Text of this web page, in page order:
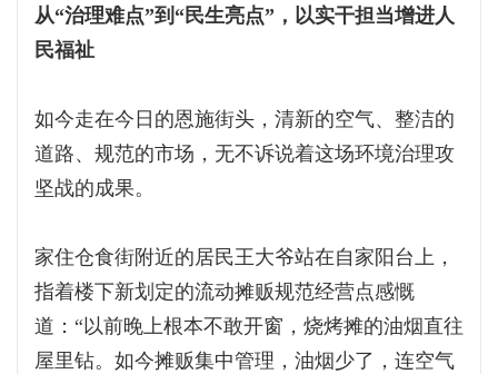
从“治理难点”到“民生亮点”，以实干担当增进人
民福祉
如今走在今日的恩施街头，清新的空气、整洁的
道路、规范的市场，无不诉说着这场环境治理攻
坚战的成果。
家住仓食街附近的居民王大爷站在自家阳台上，
指着楼下新划定的流动摊贩规范经营点感慨
道：“以前晚上根本不敢开窗，烧烤摊的油烟直往
屋里钻。如今摊贩集中管理，油烟少了，连空气